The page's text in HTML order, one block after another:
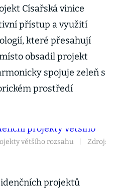
Císařská vinice
přístup a využití
které přesahují
obsadil projekt
spojuje zeleň s
prostředí
většího rozsahu
Zdroj:
projektů